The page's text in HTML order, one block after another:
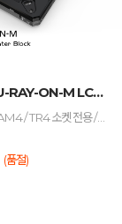
Bykski CPU-RAY-ON-M LCD 수온계 ...
AMD AM3 / AM4 / TR4 소켓 전용 / AL바디 재질 / 크롬 도금 / 알루미늄 + 아크릴 바디 적용 / G1/4 규격 / 5V RBW LED 기본 적용 / LCD 컬러 온도표시계 내장
(품절)